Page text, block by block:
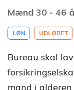
Mænd 30 - 46
LØN UDLØBET
Bureau skal
mand i